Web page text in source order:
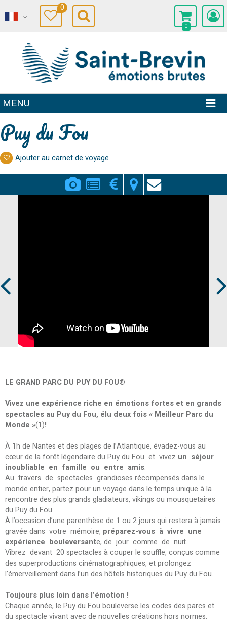
0
0
MENU
Puy du Fou
Ajouter au carnet de voyage
LE GRAND PARC DU PUY DU FOU®
Vivez une expérience riche en émotions fortes et en grands
spectacles au Puy du Fou, élu deux fois « Meilleur Parc du
Monde »(1)!
À 1h de Nantes et des plages de l’Atlantique, évadez-vous au
cœur de la forêt légendaire du Puy du Fou et vivez un séjour
inoubliable en famille ou entre amis.
Au travers de spectacles grandioses récompensés dans le
monde entier, partez pour un voyage dans le temps unique à la
rencontre des plus grands gladiateurs, vikings ou mousquetaires
du Puy du Fou.
À l’occasion d’une parenthèse de 1 ou 2 jours qui restera à jamais
gravée dans votre mémoire, préparez-vous à vivre une
expérience bouleversante, de jour comme de nuit.
Vibrez devant 20 spectacles à couper le souffle, conçus comme
des superproductions cinématographiques, et prolongez
l’émerveillement dans l’un des hôtels historiques du Puy du Fou.
Toujours plus loin dans l’émotion !
Chaque année, le Puy du Fou bouleverse les codes des parcs et
du spectacle vivant avec de nouvelles créations hors normes.